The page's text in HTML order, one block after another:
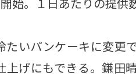
いパンケーキに変更
げにもできる。鎌田